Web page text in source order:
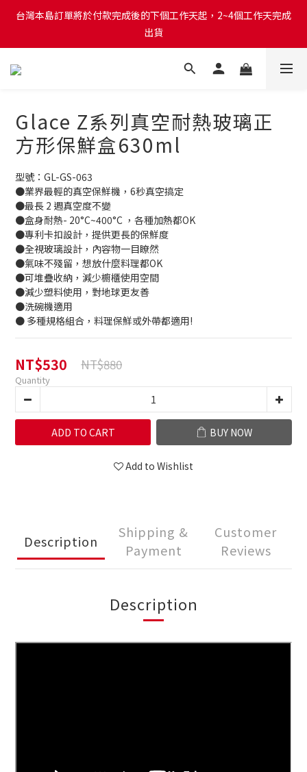
台灣本島訂單將於付款完成後的下個工作天起，2~4個工作天完成
出貨
台灣本島訂單將於付款完成後的下個工作天起，2~4個工作天完成
出貨
台灣本島消費滿$999免運費
出貨
Glace Z系列真空耐熱玻璃正
方形保鮮盒630ml
型號：GL-GS-063
●業界最輕的真空保鮮機，6秒真空搞定
●最長 2 週真空度不變
●盒身耐熱- 20°C~400°C ，各種加熱都OK
●專利卡扣設計，提供更長的保鮮度
●全視玻璃設計，內容物一目瞭然
●氣味不殘留，想放什麼料理都OK
●可堆疊收納，減少櫥櫃使用空間
●減少塑料使用，對地球更友善
●洗碗機適用
● 多種規格組合，料理保鮮或外帶都適用!
NT$530 NT$880
Quantity
ADD TO CART BUY NOW
Add to Wishlist
Description
Shipping &
Payment
Customer
Reviews
Description